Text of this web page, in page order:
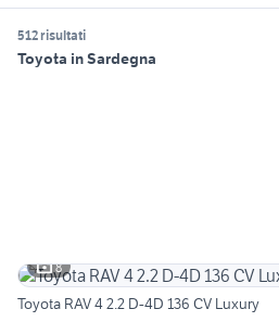
512 risultati
Toyota in Sardegna
8
Toyota RAV 4 2.2 D-4D 136 CV Luxury